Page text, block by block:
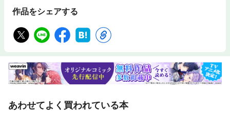
どれも愛おしい──輪島の四季」 ◉桐本泰一「産地・輪島塗の基礎知
945年石川県輪島市生まれ。65年樽見幸作に沈金を師事。70年漆芸職人と
して独立。77年第24回日本伝統工芸展入選。86年第33回および89年第36
形文化財保持者（人間国宝）に認定。14年重要無形文化財「輪島塗」技術
保存会会長に就任。15年旭日小綬賞受賞。20年石川県立輪島漆芸技術研修
所所長、石川県輪島漆芸美術館館長に就任。俳人としても知られ、16年に
や・たかし）彦十蒔絵プロデューサー1964年石川県輪島市生まれ。84年
作品をシェアする
あわせてよく買われている本